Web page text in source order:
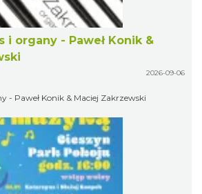
i organy - Paweł Konik &
2026-09-06
- Paweł Konik & Maciej Zakrzewski